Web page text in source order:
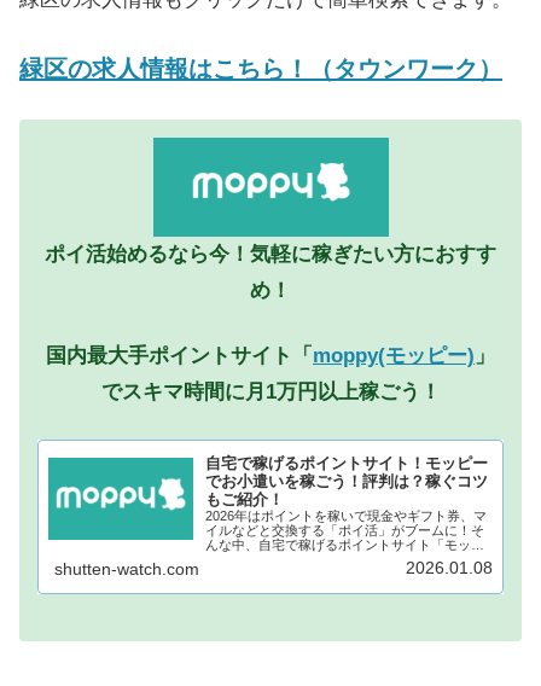
緑区の求人情報はこちら！（タウンワーク）
ポイ活始めるなら今！気軽に稼ぎたい方におすす
め！
国内最大手ポイントサイト「 moppy(モッピー) 」
でスキマ時間に月1万円以上稼ごう！
自宅で稼げるポイントサイト！モッピー
でお小遣いを稼ごう！評判は？稼ぐコツ
もご紹介！
2026年はポイントを稼いで現金やギフト券、マ
イルなどと交換する「ポイ活」がブームに！そ
んな中、自宅で稼げるポイントサイト「モッピ
ー」が注目されています！モッピーに登録し、
自宅でポイントを稼げば、あなたも月1万円稼ぐ
shutten-watch.com 2026.01.08